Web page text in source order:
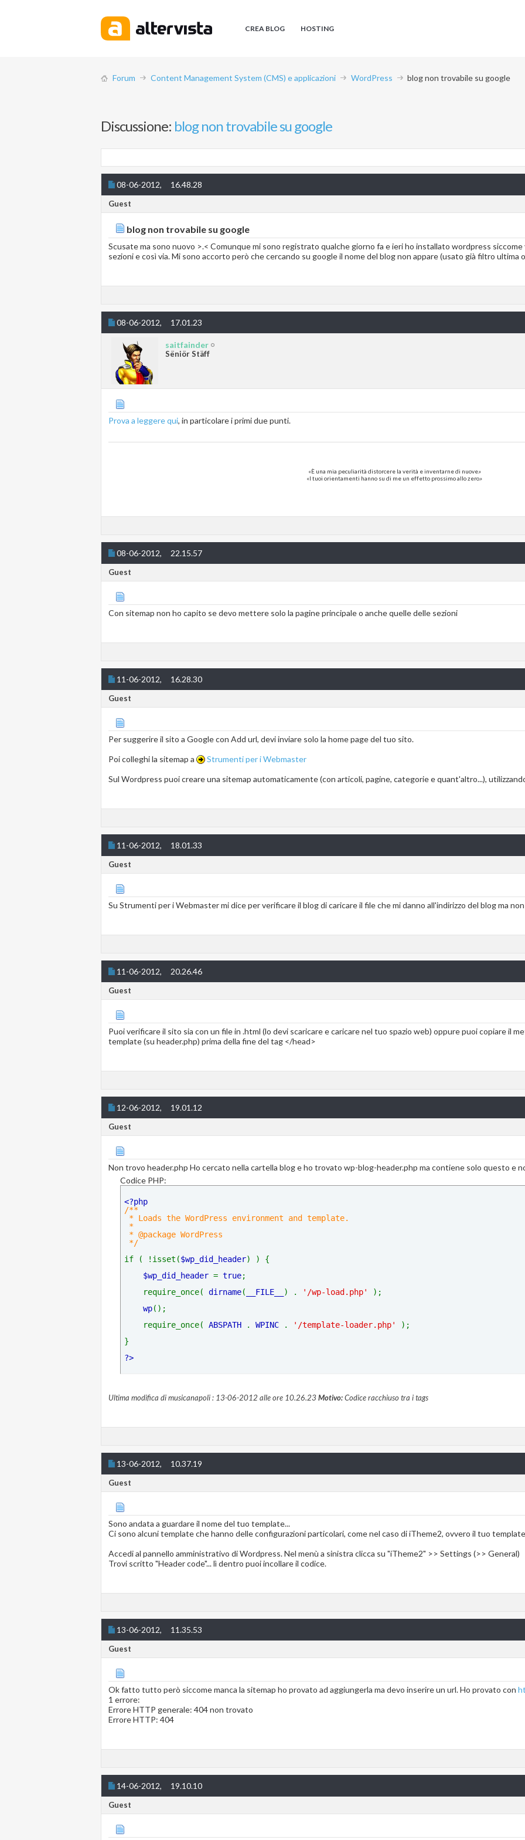
CREA BLOG HOSTING
Forum Content Management System (CMS) e applicazioni WordPress blog non trovabile su google
Discussione: blog non trovabile su google
08-06-2012, 16.48.28
Guest
blog non trovabile su google
Scusate ma sono nuovo >.< Comunque mi sono registrato qualche giorno fa e ieri ho installato wordpress
sezioni e così via. Mi sono accorto però che cercando su google il nome del blog non appare (usato già filtro ultima
08-06-2012, 17.01.23
saitfainder
Sëniör Stäff
Prova a leggere qui, in particolare i primi due punti.
«È una mia peculiarità distorcere la verità e inventarne di nuove.»
«I tuoi orientamenti hanno su di me un effetto prossimo allo zero.»
08-06-2012, 22.15.57
Guest
Con sitemap non ho capito se devo mettere solo la pagine principale o anche quelle delle sezioni
11-06-2012, 16.28.30
Guest
Per suggerire il sito a Google con Add url, devi inviare solo la home page del tuo sito.
Poi colleghi la sitemap a
Strumenti per i Webmaster
Sul Wordpress puoi creare una sitemap automaticamente (con articoli, pagine, categorie e quant'altro...),
11-06-2012, 18.01.33
Guest
Su Strumenti per i Webmaster mi dice per verificare il blog di caricare il file che mi danno all'indirizzo del blog ma
11-06-2012, 20.26.46
Guest
Puoi verificare il sito sia con un file in .html (lo devi scaricare e caricare nel tuo spazio web) oppure puoi copiare il
template (su header.php) prima della fine del tag </head>
12-06-2012, 19.01.12
Guest
Non trovo header.php Ho cercato nella cartella blog e ho trovato wp-blog-header.php ma contiene solo questo e
Codice PHP:
<?php
/**
* Loads the WordPress environment and template.
*
* @package WordPress
*/
if ( !isset($wp_did_header) ) {
$wp_did_header = true;
    require_once(
dirname( __FILE__ ) . '/wp-load.php'
);
wp();
    require_once(
ABSPATH . WPINC . '/template-loader.php'
);
}
?>
Ultima modifica di musicanapoli : 13-06-2012 alle ore 10.26.23Motivo:Codice racchiuso tra i tags
13-06-2012, 10.37.19
Guest
Sono andata a guardare il nome del tuo template...
Ci sono alcuni template che hanno delle configurazioni particolari, come nel caso di iTheme2, ovvero il tuo
Accedi al pannello amministrativo di Wordpress. Nel menù a sinistra clicca su "iTheme2" >> Settings (>> General)
Trovi scritto "Header code"... lì dentro puoi incollare il codice.
13-06-2012, 11.35.53
Guest
Ok fatto tutto però siccome manca la sitemap ho provato ad aggiungerla ma devo inserire un url. Ho provato con
1 errore:
Errore HTTP generale: 404 non trovato
Errore HTTP: 404
14-06-2012, 19.10.10
Guest